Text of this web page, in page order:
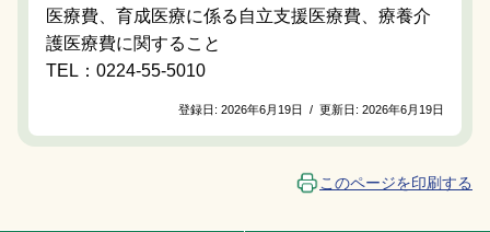
医療費、育成医療に係る自立支援医療費、療養介
護医療費に関すること
TEL：0224-55-5010
登録日:2026年6月19日 / 更新日:2026年6月19日
このページを印刷する